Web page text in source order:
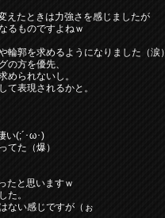
えたときは力強さを感じましたが
るものですよねｗ
輪郭を求めるようになりました（涙）
の方を優先、
められないし。
て表現されるかと。
い(;´･ω･)
てた（爆）
たと思いますｗ
た。
ない感じですが（ぉ